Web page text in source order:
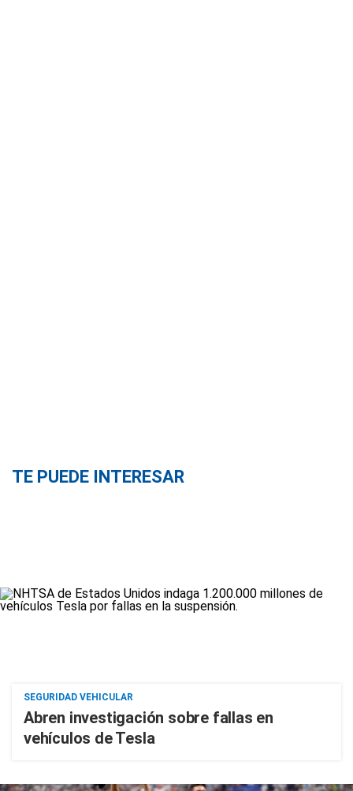
TE PUEDE INTERESAR
SEGURIDAD VEHICULAR
Abren investigación sobre fallas en
vehículos de Tesla